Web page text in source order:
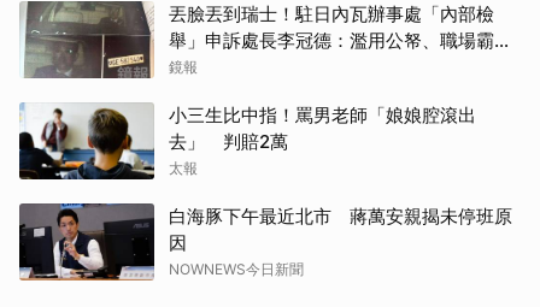
丟臉丟到瑞士！駐日內瓦辦事處「內部檢
舉」申訴處長李冠德：濫用公帑、職場霸
凌、超速仔拒繳罰單 外交部要查了
鏡報
小三生比中指！罵男老師「娘娘腔滾出
去」 判賠2萬
太報
白海豚下午最近北市 蔣萬安親揭未停班原
因
NOWNEWS今日新聞